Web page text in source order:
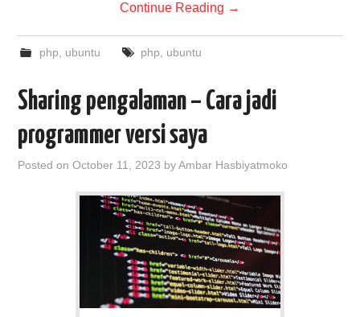
Continue Reading →
php ubuntu php ubuntu
Sharing pengalaman – Cara jadi
programmer versi saya
Posted onOctober 11, 2023 byAmbar Hasbiyatmoko